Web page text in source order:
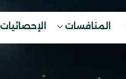
المنافسات الإحصائيات